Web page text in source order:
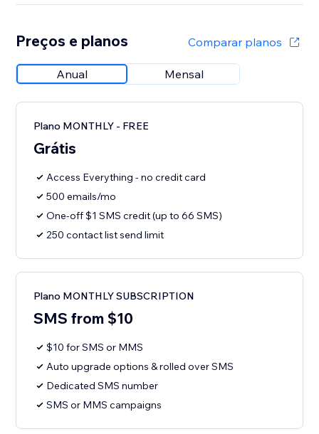
Preços e planos Comparar planos
Anual Mensal
Plano MONTHLY - FREE
Grátis
Access Everything - no credit card
500 emails/mo
One-off $1 SMS credit (up to 66 SMS)
250 contact list send limit
Plano MONTHLY SUBSCRIPTION
SMS from $10
$10 for SMS or MMS
Auto upgrade options & rolled over SMS
Dedicated SMS number
SMS or MMS campaigns